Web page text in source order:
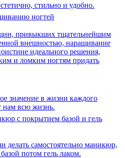
стильно и удобно.
ногтей
привыкших тщательнейшим
внешностью, наращивание
идеального решения,
и ломким ногтям придать
значение в жизни каждого
нам всю жизнь.
с покрытием базой и гель
делать самостоятельно маникюр,
потом гель лаком.